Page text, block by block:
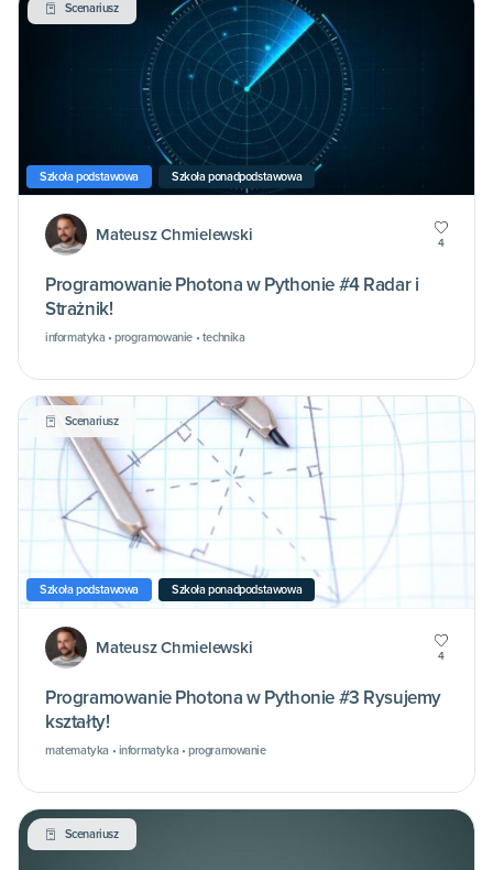
Scenariusz
Szkoła podstawowa Szkoła ponadpodstawowa
Mateusz Chmielewski 4
Programowanie Photona w Pythonie #4 Radar i
Strażnik!
informatyka • programowanie • technika
Scenariusz
Szkoła podstawowa Szkoła ponadpodstawowa
Mateusz Chmielewski 4
Programowanie Photona w Pythonie #3 Rysujemy
kształty!
matematyka • informatyka • programowanie
Scenariusz